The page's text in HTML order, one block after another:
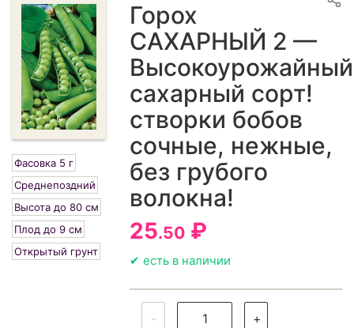
Фасовка 5 г
Среднепоздний
Высота до 80 см
Плод до 9 см
Открытый грунт
Горох
САХАРНЫЙ 2 —
сахарный сорт!
створки бобов
сочные, нежные,
без грубого
волокна!
25.50 ₽
✔ есть в наличии
- +